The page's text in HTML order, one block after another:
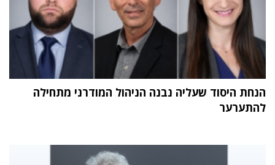
הנחת היסוד שעליה נבנה הניהול המודרני מתחילה
להתערער